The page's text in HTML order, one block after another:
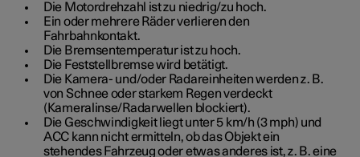
Die Motordrehzahl ist zu niedrig/zu hoch.
Ein oder mehrere Räder verlieren den
Fahrbahnkontakt.
Die Bremsentemperatur ist zu hoch.
Die Feststellbremse wird betätigt.
Die Kamera- und/oder Radareinheiten werden z. B.
von Schnee oder starkem Regen verdeckt
(Kameralinse/Radarwellen blockiert).
Die Geschwindigkeit liegt unter5 km/h (3 mph) und
ACC kann nicht ermitteln, ob das Objekt ein
stehendes Fahrzeug oder etwas anderes ist, z. B. eine